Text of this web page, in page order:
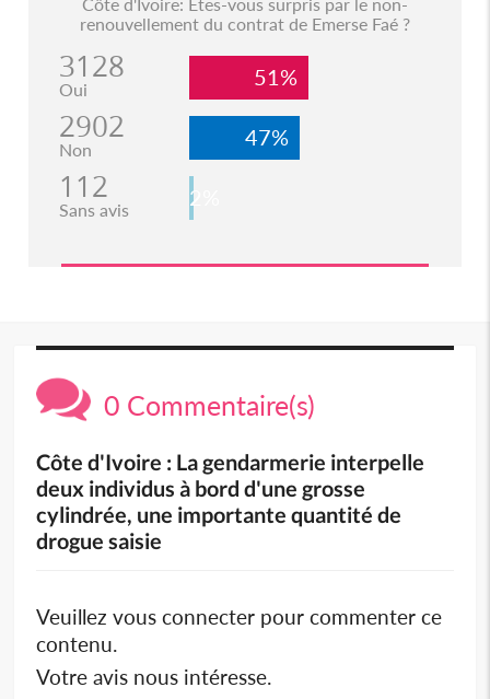
renouvellement du contrat de Emerse Faé ?
3128
Oui 51%
2902
Non 47%
112
Sans avis 2%
0 Commentaire(s)
Côte d'Ivoire : La gendarmerie interpelle
deux individus à bord d'une grosse
cylindrée, une importante quantité de
drogue saisie
Veuillez vous connecter pour commenter ce
contenu.
Votre avis nous intéresse.